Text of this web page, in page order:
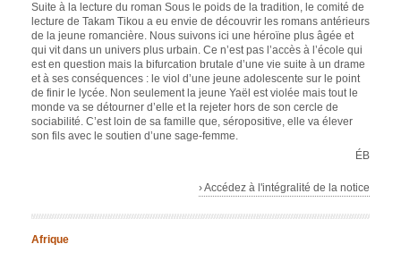
Suite à la lecture du roman Sous le poids de la tradition, le comité de
lecture de Takam Tikou a eu envie de découvrir les romans antérieurs
de la jeune romancière. Nous suivons ici une héroïne plus âgée et
qui vit dans un univers plus urbain. Ce n’est pas l’accès à l’école qui
est en question mais la bifurcation brutale d’une vie suite à un drame
et à ses conséquences : le viol d’une jeune adolescente sur le point
de finir le lycée. Non seulement la jeune Yaël est violée mais tout le
monde va se détourner d’elle et la rejeter hors de son cercle de
sociabilité. C’est loin de sa famille que, séropositive, elle va élever
son fils avec le soutien d’une sage-femme.
ÉB
› Accédez à l'intégralité de la notice
Afrique